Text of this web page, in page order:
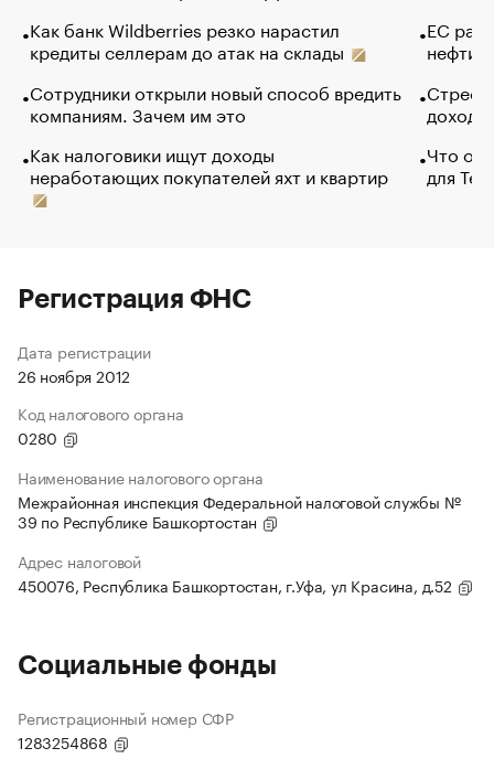
Как банк Wildberries резко нарастил
кредиты селлерам до атак на склады
Сотрудники открыли новый способ вредить
компаниям. Зачем им это
Как налоговики ищут доходы
неработающих покупателей яхт и квартир
ЕС
нефти
Что
для
Регистрация ФНС
Дата регистрации
26 ноября 2012
Код налогового органа
0280
Наименование налогового органа
Межрайонная инспекция Федеральной налоговой службы №
39 по Республике Башкортостан
Адрес налоговой
450076, Республика Башкортостан, г.Уфа, ул Красина, д.52
Социальные фонды
Регистрационный номер СФР
1283254868